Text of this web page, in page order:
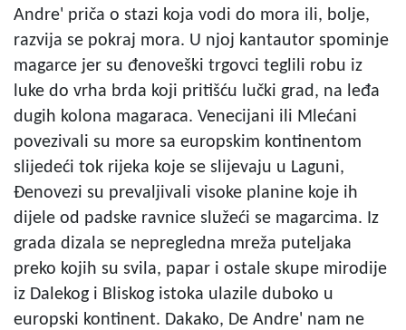
Andre' priča o stazi koja vodi do mora ili, bolje,
razvija se pokraj mora. U njoj kantautor spominje
magarce jer su đenoveški trgovci teglili robu iz
luke do vrha brda koji pritišću lučki grad, na leđa
dugih kolona magaraca. Venecijani ili Mlećani
povezivali su more sa europskim kontinentom
slijedeći tok rijeka koje se slijevaju u Laguni,
Đenovezi su prevaljivali visoke planine koje ih
dijele od padske ravnice služeći se magarcima. Iz
grada dizala se nepregledna mreža puteljaka
preko kojih su svila, papar i ostale skupe mirodije
iz Dalekog i Bliskog istoka ulazile duboko u
europski kontinent. Dakako, De Andre' nam ne